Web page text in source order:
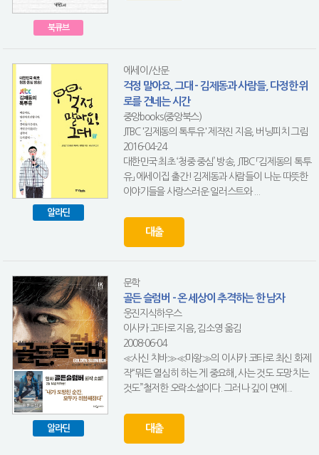
북큐브
알라딘
에세이/산문
걱정 말아요, 그대 - 김제동과 사람들, 다정한 위
로를 건네는 시간
중앙books(중앙북스)
JTBC '김제동의 톡투유' 제작진 지음, 버닝피치 그림
2016-04-24
대한민국 최초 ‘청중 중심’ 방송, JTBC 「김제동의 톡투
유」 에세이집 출간! 김제동과 사람들이 나눈 따뜻한
이야기들을 사랑스러운 일러스트와 ...
대출
알라딘
문학
골든 슬럼버 - 온 세상이 추격하는 한 남자
웅진지식하우스
이사카 고타로 지음, 김소영 옮김
2008-06-04
≪사신 치바≫≪마왕≫의 이사카 코타로 최신 화제
작“뭐든 열심히 하는 게 중요해, 사는 것도 도망치는
것도”철저한 오락소설이다. 그러나 깊이 면에...
대출